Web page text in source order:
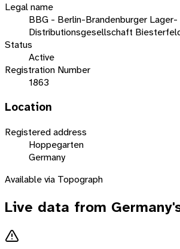
Legal name
BBG - Berlin-Brandenburger Lager-
Distributionsgesellschaft
Status
Active
Registration Number
1863
Location
Registered address
Hoppegarten
Germany
Available via Topograph
Live data from Germany